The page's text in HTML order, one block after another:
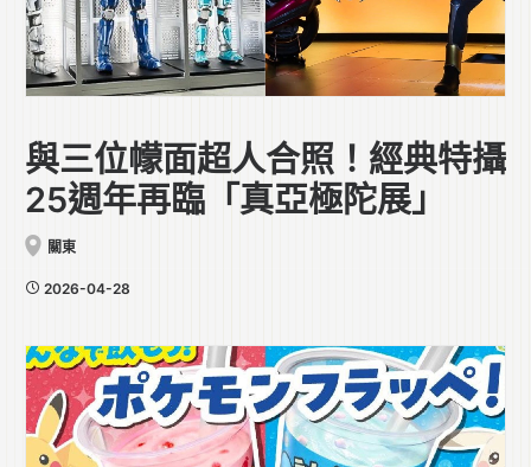
與三位幪面超人合照！經典特攝
25週年再臨「真亞極陀展」
關東
2026-04-28